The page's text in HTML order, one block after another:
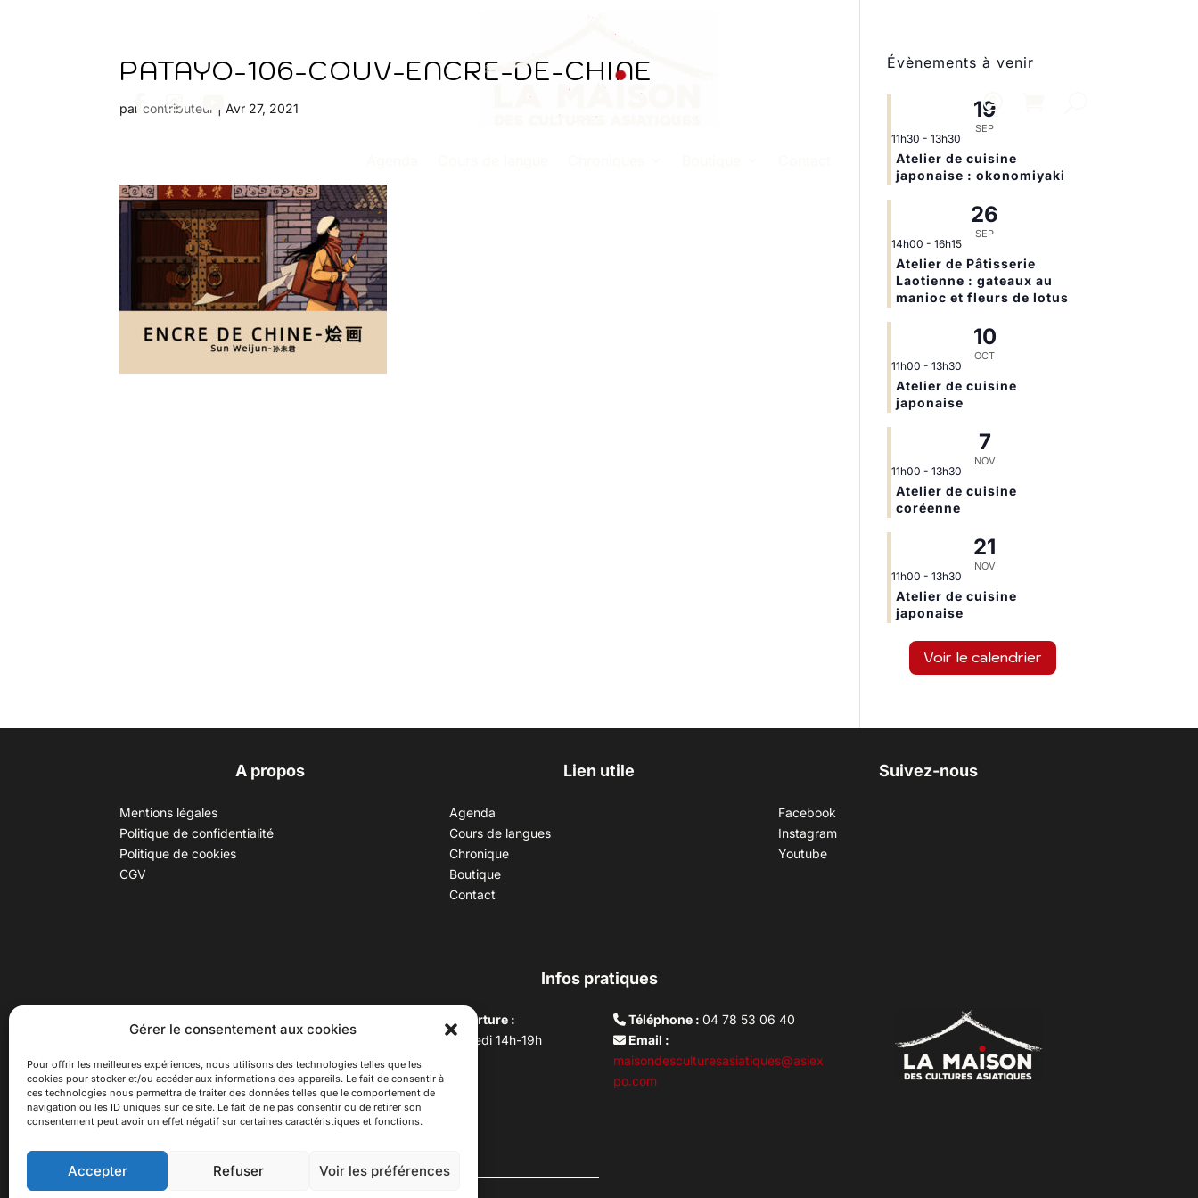
Gérer le consentement aux cookies
Pour offrir les meilleures expériences, nous utilisons des technologies telles que les
cookies pour stocker et/ou accéder aux informations des appareils. Le fait de consentir à
ces technologies nous permettra de traiter des données telles que le comportement de
navigation ou les ID uniques sur ce site. Le fait de ne pas consentir ou de retirer son
consentement peut avoir un effet négatif sur certaines caractéristiques et fonctions.
Accepter Refuser Voir les préférences
PATAYO-106-COUV-ENCRE-DE-CHINE
parcontributeur |Avr 27, 2021
Évènements à venir
19
SEP
11h30 - 13h30
Atelier de cuisine
japonaise : okonomiyaki
26
SEP
14h00 - 16h15
Atelier de Pâtisserie
Laotienne : gateaux au
manioc et fleurs de lotus
10
OCT
11h00 - 13h30
Atelier de cuisine
japonaise
7
NOV
11h00 - 13h30
Atelier de cuisine
coréenne
21
NOV
11h00 - 13h30
Atelier de cuisine
japonaise
Voir le calendrier
A propos
Mentions légales
Politique de confidentialité
Politique de cookies
CGV
Lien utile
Agenda
Cours de langues
Chronique
Boutique
Contact
Suivez-nous
Facebook
Instagram
Youtube
Infos pratiques
(adresse postale : 62 rue St
Maximin, 69003 Lyon)
à 100 mètres du métro D Monplaisir
Lumière, T3 Dauphiné Lacassagne,
bus C16 Dr Rebatel
Horaires d’ouverture :
Du mardi au vendredi 14h-19h
Samedi 10h –17h
Fermeture lundi
Téléphone :04 78 53 06 40
Email :
maisondesculturesasiatiques@asiex
po.com